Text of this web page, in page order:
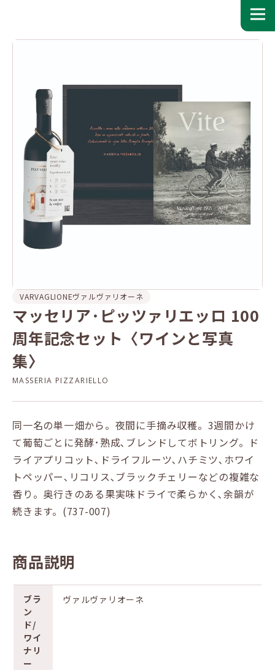
VARVAGLIONEヴァルヴァリオーネ
マッセリア･ピッツァリエッロ 100
周年記念セット〈ワインと写真
集〉
MASSERIA PIZZARIELLO
同一名の単一畑から。夜間に手摘み収穫。3週間かけ
て葡萄ごとに発酵･熟成､ブレンドしてボトリング。ド
ライアプリコット､ドライフルーツ､ハチミツ､ホワイ
トペッパー､リコリス､ブラックチェリーなどの複雑な
香り。奥行きのある果実味ドライで柔らかく､余韻が
続きます。(737-007)
商品説明
ブラ
ン
ド/
ワイ
ナリ
ー
ヴァルヴァリオーネ